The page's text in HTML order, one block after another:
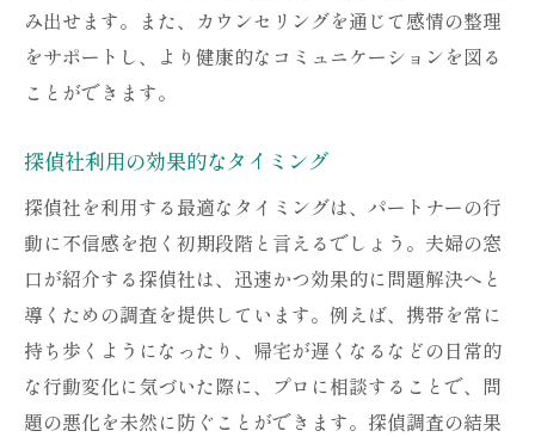
み出せます。また、カウンセリングを通じて感情の整理
をサポートし、より健康的なコミュニケーションを図る
ことができます。
探偵社利用の効果的なタイミング
探偵社を利用する最適なタイミングは、パートナーの行
動に不信感を抱く初期段階と言えるでしょう。夫婦の窓
口が紹介する探偵社は、迅速かつ効果的に問題解決へと
導くための調査を提供しています。例えば、携帯を常に
持ち歩くようになったり、帰宅が遅くなるなどの日常的
な行動変化に気づいた際に、プロに相談することで、問
題の悪化を未然に防ぐことができます。探偵調査の結果